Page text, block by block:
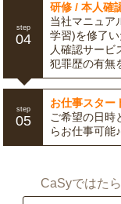
step
04
研修 / 本人確
当社マニュア
学習)を修了
人確認サービ
犯罪歴の有無
step
05
お仕事スター
ご希望の日時
らお仕事可能♪
CaSyではた